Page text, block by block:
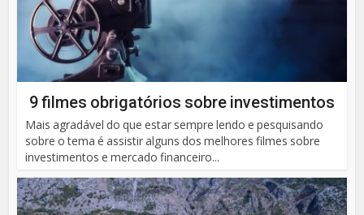
9 filmes obrigatórios sobre investimentos
Mais agradável do que estar sempre lendo e pesquisando
sobre o tema é assistir alguns dos melhores filmes sobre
investimentos e mercado financeiro...